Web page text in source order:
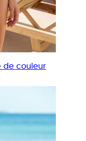
de couleur